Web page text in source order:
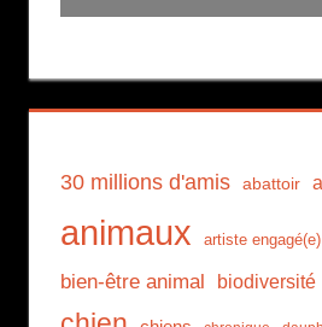
30 millions d'amis abattoir
animaux artiste engagé(e)
bien-être animal biodiversité